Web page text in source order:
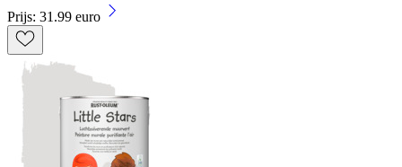
Prijs: 31.99 euro